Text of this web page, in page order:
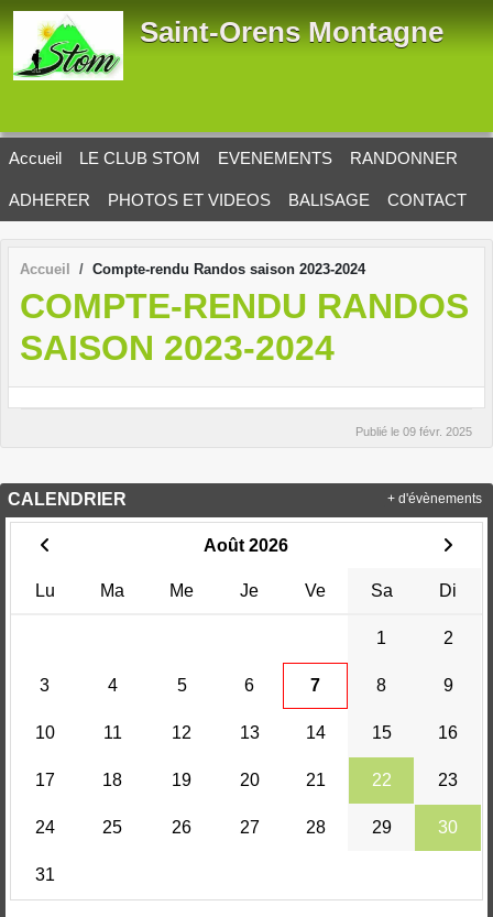
Saint-Orens Montagne
Accueil LE CLUB STOM EVENEMENTS RANDONNER
ADHERER PHOTOS ET VIDEOS BALISAGE CONTACT
Accueil Compte-rendu Randos saison 2023-2024
COMPTE-RENDU RANDOS
SAISON 2023-2024
Publié le 09 févr. 2025
CALENDRIER
Août 2026
Lu Ma Me Je Ve Sa Di
1 2
3 4 5 6 7 8 9
10 11 12 13 14 15 16
17 18 19 20 21 22 23
24 25 26 27 28 29 30
31
+ d'évènements
Panneau de gestion des cookies